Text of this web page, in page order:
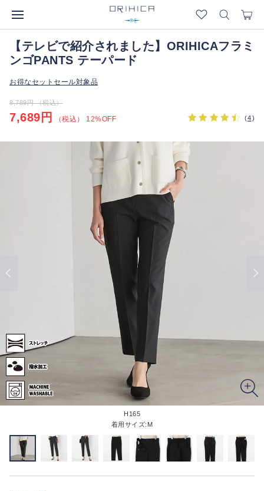
【テレビで紹介されました】ORIHICAフラミ
ンゴPANTS テーパード
お得なセットセール対象品
8,789円 （税込）
7,689円 （税込） 12%OFF (4)
H165
着用サイズ:M